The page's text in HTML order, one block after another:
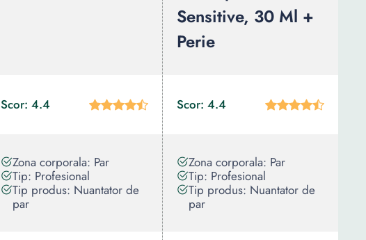
Scor: 4.4
Zona corporala: Par
Tip: Profesional
Tip produs: Nuantator de
par
Sensitive, 30 Ml +
Perie
Scor: 4.4
Zona corporala: Par
Tip: Profesional
Tip produs: Nuantator de
par